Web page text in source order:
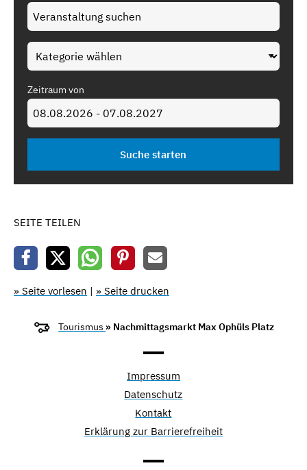
Zeitraum von
SEITE TEILEN
» Seite vorlesen | » Seite drucken
Tourismus » Nachmittagsmarkt Max Ophüls Platz
Impressum
Datenschutz
Kontakt
Erklärung zur Barrierefreiheit